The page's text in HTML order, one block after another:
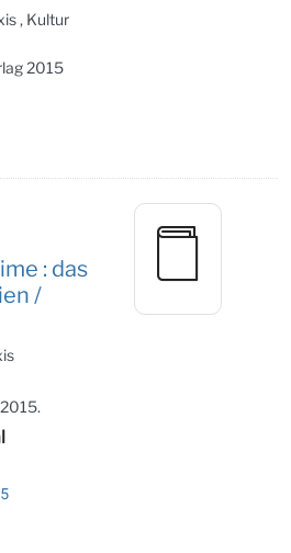
, Kultur
2015
: das
/